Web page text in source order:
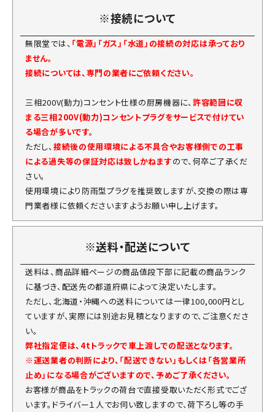
※接続について
無限堂では、 「電源」「ガス」「水道」の接続の対応は承っており
ません。
接続については、専門の業者にご依頼ください。
三相200V(動力)コンセント仕様の厨房機器に、 許容範囲に収
まる三相200V(動力)コンセントプラグをサービスで付けてい
る場合が多いです。
ただし、 接続後の使用環境による不具合やお客様側での工事
による過失等の保証対応は致しかねますので、何卒ご了承くだ
さい。
使用環境により防雨型プラグを推奨致しますが、交換の際は専
門業者様に依頼くださいますようお願い申し上げます。
※送料・配送について
送料は、商品詳細ページの商品値段下部に記載の商品ランク
に基づき、配送先の都道府県によって決定いたします。
ただし、北海道・沖縄への送料については一律100,000円とし
ていますが、実際には別途お見積となりますので、ご注意くださ
い。
弊社指定便は、4tトラックで車上渡しでの配送となります。
※運送業者の判断により、「配送できない」もしくは「各営業所
止め」になる場合がございますので、予めご了承ください。
お客様が商品をトラックの荷台で直接受取いただく形式でござ
います。ドライバー１人でお伺い致しますので、荷下ろし等の手